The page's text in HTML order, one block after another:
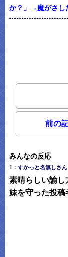
か？」→魔がさし
前の
みんなの反応
1： すかっと名無しさん
素晴らしい諭し
妹を守った投稿